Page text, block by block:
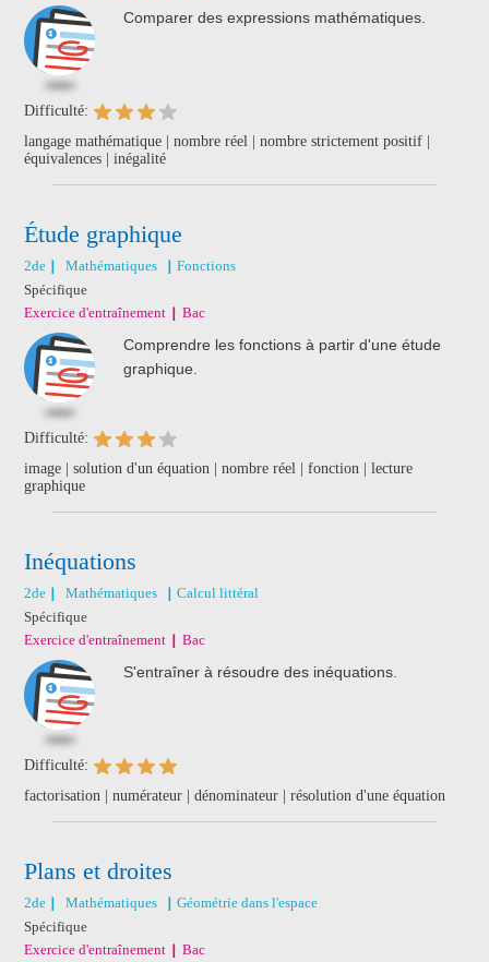
Comparer des expressions mathématiques.
Difficulté:
langage mathématique | nombre réel | nombre strictement positif |
équivalences | inégalité
Étude graphique
2de Mathématiques
Fonctions
Spécifique
Exercice d'entraînement
Bac
Comprendre les fonctions à partir d'une étude
graphique.
Difficulté:
image | solution d'un équation | nombre réel | fonction | lecture
graphique
Inéquations
2de Mathématiques
Calcul littéral
Spécifique
Exercice d'entraînement
Bac
S'entraîner à résoudre des inéquations.
Difficulté:
factorisation | numérateur | dénominateur | résolution d'une équation
Plans et droites
2de Mathématiques
Géométrie dans l'espace
Spécifique
Exercice d'entraînement
Bac